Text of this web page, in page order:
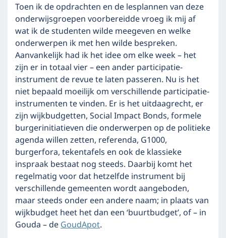
Toen ik de opdrachten en de lesplannen van deze
onderwijsgroepen voorbereidde vroeg ik mij af
wat ik de studenten wilde meegeven en welke
onderwerpen ik met hen wilde bespreken.
Aanvankelijk had ik het idee om elke week – het
zijn er in totaal vier – een ander participatie-
instrument de revue te laten passeren. Nu is het
niet bepaald moeilijk om verschillende participatie-
instrumenten te vinden. Er is het uitdaagrecht, er
zijn wijkbudgetten, Social Impact Bonds, formele
burgerinitiatieven die onderwerpen op de politieke
agenda willen zetten, referenda, G1000,
burgerfora, tekentafels en ook de klassieke
inspraak bestaat nog steeds. Daarbij komt het
regelmatig voor dat hetzelfde instrument bij
verschillende gemeenten wordt aangeboden,
maar steeds onder een andere naam; in plaats van
wijkbudget heet het dan een ‘buurtbudget’, of – in
Gouda – deGoudApot.